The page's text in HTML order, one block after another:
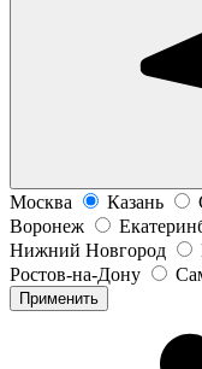
Москва Казань
Воронеж
Нижний Новгород
Ростов-на-Дону
Применить